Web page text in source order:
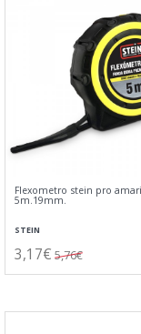
Flexometro stein pro
5m.19mm.
STEIN
3,17€ 5,76€